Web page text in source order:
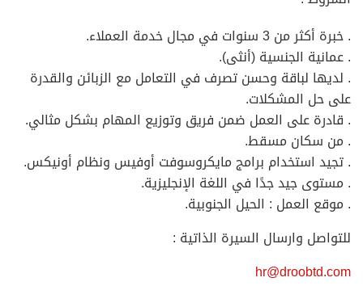
. خبرة أكثر من 3 سنوات في مجال خدمة العملاء.
. عمانية الجنسية (أنثى).
. لديها لباقة وحسن تصرف في التعامل مع الزبائن والقدرة
على حل المشكلات.
. قادرة على العمل ضمن فريق وتوزيع المهام بشكل مثالي.
. من سكان مسقط.
. تجيد استخدام برامج مايكروسوفت أوفيس ونظام أونيكس.
. مستوى جيد جدًا في اللغة الإنجليزية.
. موقع العمل : الحيل الجنوبية.
للتواصل وارسال السيرة الذاتية :
hr@droobtd.com